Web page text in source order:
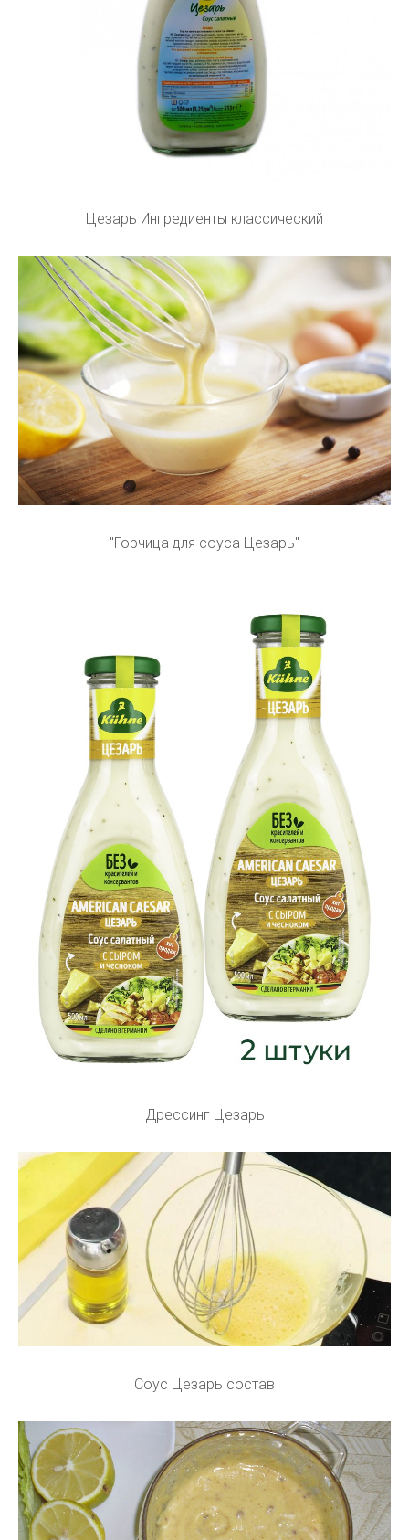
Цезарь Ингредиенты классический
"Горчица для соуса Цезарь"
Дрессинг Цезарь
Соус Цезарь состав